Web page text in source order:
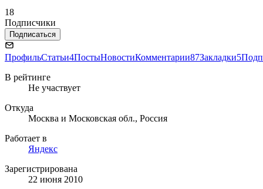
18
Подписчики
Подписаться
ПрофильСтатьи4ПостыНовостиКомментарии87Закладки5
В рейтинге
Не участвует
Откуда
Москва и Московская обл., Россия
Работает в
Яндекс
Зарегистрирована
22 июня 2010